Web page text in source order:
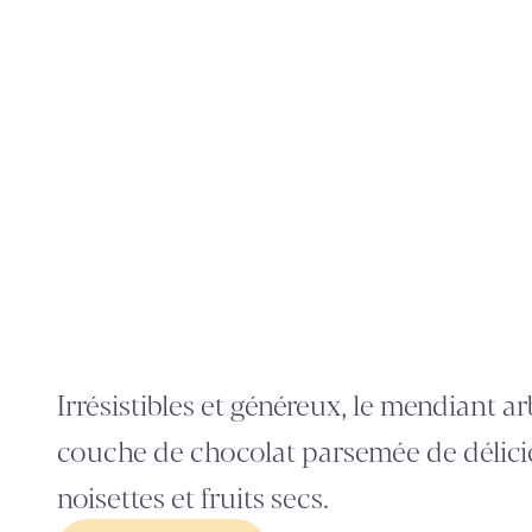
Irrésistibles et généreux, le mendiant
couche de chocolat parsemée de
noisettes et fruits secs.